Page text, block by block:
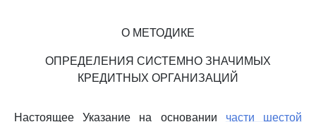
О МЕТОДИКЕ
ОПРЕДЕЛЕНИЯ СИСТЕМНО ЗНАЧИМЫХ
КРЕДИТНЫХ ОРГАНИЗАЦИЙ
Настоящее Указание на основании части шестой